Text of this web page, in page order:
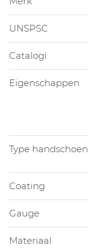
UNSPSC
Catalogi
Eigenschappen
Type handschoen
Coating
Gauge
Materiaal